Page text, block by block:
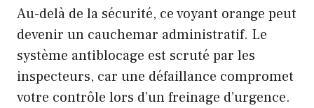
Au-delà de la sécurité, ce voyant orange peut
devenir un cauchemar administratif. Le
système antiblocage est scruté par les
inspecteurs, car une défaillance compromet
votre contrôle lors d’un freinage d’urgence.